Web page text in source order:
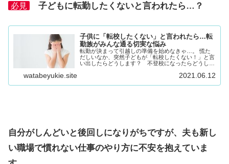
必見 子どもに転勤したくないと言われたら…？
子供に「転校したくない」と言われたら…転
勤族がみんな通る切実な悩み
転勤が決まって引越しの準備を始めなきゃ…。 慌た
だしいなか、突然子どもが「転校したくない！」と言
い出したらどうします？ 不登校になったらどうしよ
平静を装って！ 親が動揺すると、子どもも不安定に...
watabeyukie.site 2021.06.12
自分がしんどいと後回しになりがちですが、夫も新し
い職場で慣れない仕事のやり方に不安を抱えていま